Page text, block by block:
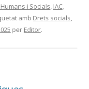
i Socials IAC
amb Drets socials
per Editor.